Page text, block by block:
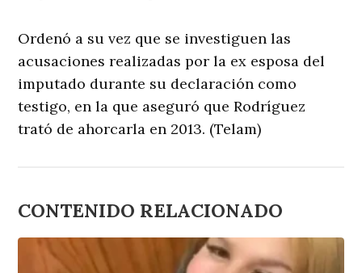
Ordenó a su vez que se investiguen las
acusaciones realizadas por la ex esposa del
imputado durante su declaración como
testigo, en la que aseguró que Rodríguez
trató de ahorcarla en 2013. (Telam)
CONTENIDO RELACIONADO